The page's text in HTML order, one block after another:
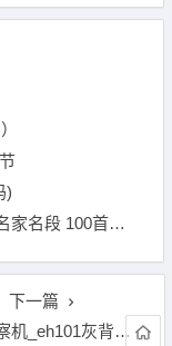
)
100首豫剧伴奏)
下一篇
灰背隼直升机